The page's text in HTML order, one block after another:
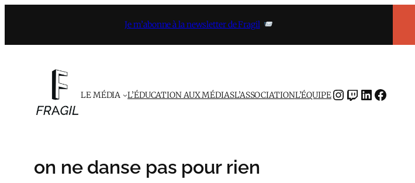
contenu
Je m’abonne à la newsletter de Fragil
LE MÉDIA L’ÉDUCATION AUX MÉDIASL’ASSOCIATIONL’ÉQUIPEINSTAGRAMTWITCH LINKEDIN FACEBOOK
on ne danse pas pour rien